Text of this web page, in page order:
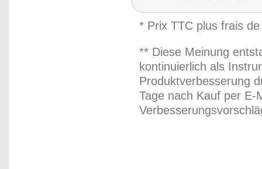
* Prix TTC plus frais
** Diese Meinung
kontinuierlich als
Produktverbesserung
Tage nach Kauf per E-